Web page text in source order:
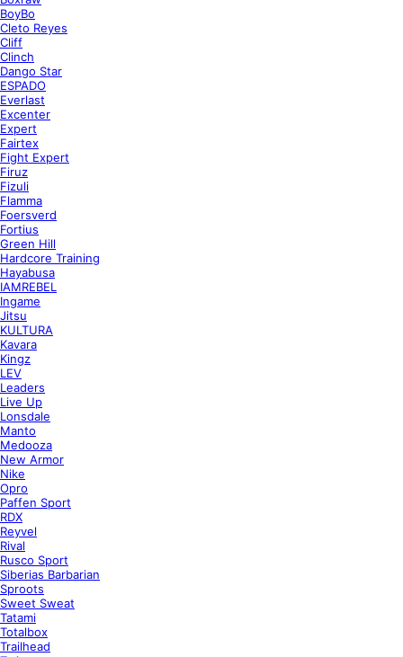
BoyBo
Cleto Reyes
Cliff
Clinch
Dango Star
ESPADO
Everlast
Excenter
Expert
Fairtex
Fight Expert
Firuz
Fizuli
Flamma
Foersverd
Fortius
Green Hill
Hardcore Training
Hayabusa
IAMREBEL
Ingame
Jitsu
KULTURA
Kavara
Kingz
LEV
Leaders
Live Up
Lonsdale
Manto
Medooza
New Armor
Nike
Opro
Paffen Sport
RDX
Reyvel
Rival
Rusco Sport
Siberias Barbarian
Sproots
Sweet Sweat
Tatami
Totalbox
Trailhead